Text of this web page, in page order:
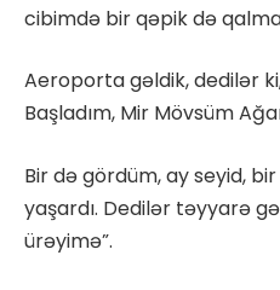
cibimdə bir qəpik də
Aeroporta gəldik, dedilər
Başladım, Mir Mövsüm
Bir də gördüm, ay seyid, bir
yaşardı. Dedilər təyyarə
ürəyimə”.